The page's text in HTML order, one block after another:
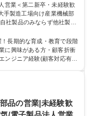
社製品のみならず他社製品
客の困りごとに向き合い、
めの最適な商品やサービス
品でもある流体機器は得意
で製品開発に取り組むケー
長期的な育成・教育で段階
に興味がある方・顧客折衝
ンジニア経験(顧客対応有)
oneday02/） ＜組織風土
、社内情報共有システムを
るアドバイスが得られる仕
学歴・資格 学
品の営業|未経験歓